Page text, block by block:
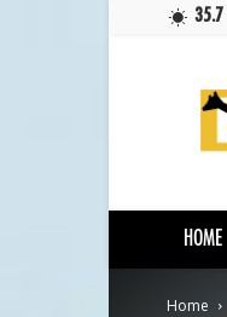
35.7
HOME
Home